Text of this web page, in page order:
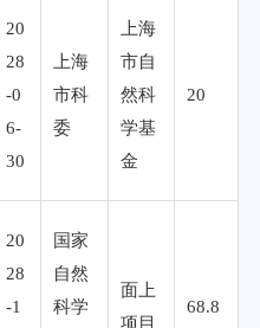
20
28
-0
6-
30
上海
市科
委
上海
市自
然科
学基
金
20
20
28
-1
国家
自然
科学
面上
项目
68.8